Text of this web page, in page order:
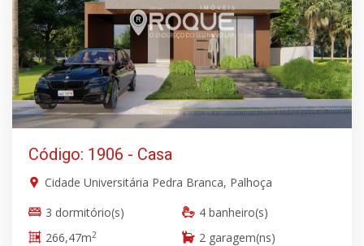
Código: 1906 - Casa
Cidade Universitária Pedra Branca, Palhoça
3 dormitório(s)
4 banheiro(s)
266,47m2 2 garagem(ns)